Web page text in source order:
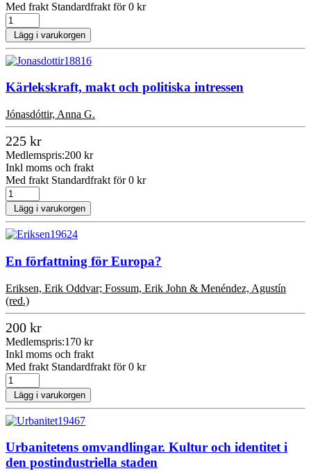
Med frakt Standardfrakt för 0 kr
Lägg i varukorgen
Kärlekskraft, makt och politiska intressen
Jónasdóttir, Anna G.
225 kr
Medlemspris:200 kr
Inkl moms och frakt
Med frakt Standardfrakt för 0 kr
Lägg i varukorgen
En författning för Europa?
Eriksen, Erik Oddvar; Fossum, Erik John & Menéndez, Agustín
(red.)
200 kr
Medlemspris:170 kr
Inkl moms och frakt
Med frakt Standardfrakt för 0 kr
Lägg i varukorgen
Urbanitetens omvandlingar. Kultur och identitet i
den postindustriella staden